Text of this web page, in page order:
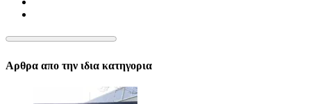
Αρθρα απο την ιδια κατηγορια